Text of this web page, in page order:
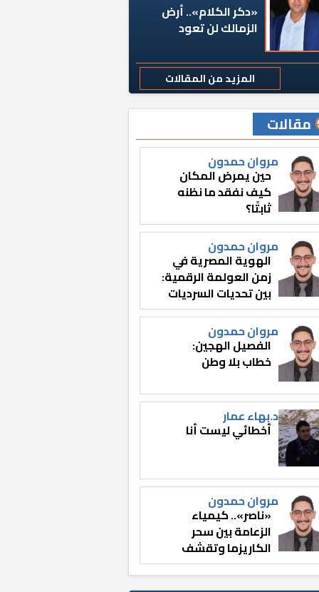
«دكر الكلام».. أرض
الزمالك لن تعود
المزيد من المقالات
مقالات
مروان حمدون
حين يمرض المكان
كيف نفقد ما نظنه
ثابتًا؟
مروان حمدون
الهوية المصرية في
زمن العولمة الرقمية:
بين تحديات السرديات
وصناعة الوعي
مروان حمدون
الفصيل الهجين:
خطاب بلا وطن
د.بهاء عمار
أخطائي ليست أنا
مروان حمدون
«ناصر».. كيمياء
الزعامة بين سحر
الكاريزما وتقشف
الثائر